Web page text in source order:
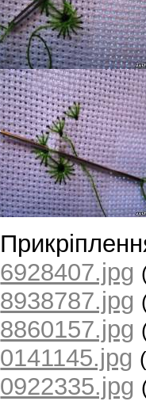
6928407.jpg
8938787.jpg
8860157.jpg
0141145.jpg
0922335.jpg